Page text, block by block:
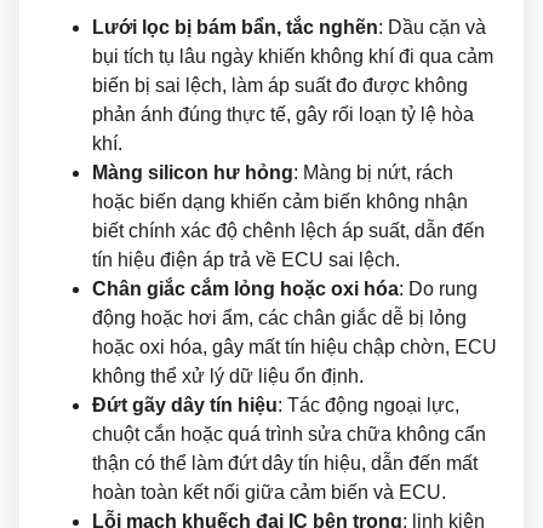
Lưới lọc bị bám bẩn, tắc nghẽn: Dầu cặn và
bụi tích tụ lâu ngày khiến không khí đi qua cảm
biến bị sai lệch, làm áp suất đo được không
phản ánh đúng thực tế, gây rối loạn tỷ lệ hòa
khí.
Màng silicon hư hỏng: Màng bị nứt, rách
hoặc biến dạng khiến cảm biến không nhận
biết chính xác độ chênh lệch áp suất, dẫn đến
tín hiệu điện áp trả về ECU sai lệch.
Chân giắc cắm lỏng hoặc oxi hóa: Do rung
động hoặc hơi ẩm, các chân giắc dễ bị lỏng
hoặc oxi hóa, gây mất tín hiệu chập chờn, ECU
không thể xử lý dữ liệu ổn định.
Đứt gãy dây tín hiệu: Tác động ngoại lực,
chuột cắn hoặc quá trình sửa chữa không cẩn
thận có thể làm đứt dây tín hiệu, dẫn đến mất
hoàn toàn kết nối giữa cảm biến và ECU.
Lỗi mạch khuếch đại IC bên trong: linh kiện